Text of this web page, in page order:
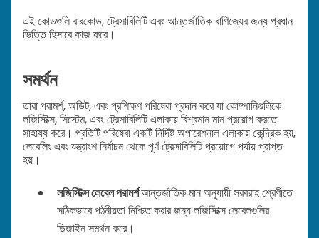
এই কোডগুলি বারকোড, ট্রেসাবিলিটি এবং আন্তর্জাতিক বাণিজ্যের জন্য প্রধান
ভিত্তি হিসাবে কাজ করে।
সমর্থন
তারা পরামর্শ, অডিট, এবং প্রশিক্ষণ পরিষেবা প্রদান করে যা কোম্পানিগুলিকে
লজিস্টিক্স, সিস্টেম, এবং ট্রেসাবিলিটি এলাকায় বিশ্বমান মান প্রয়োগ করতে
সাহায্য করে। প্রতিটি পরিষেবা একটি নির্দিষ্ট অপারেশনাল এলাকায় কেন্দ্রিক হয়,
লেবেলিং এবং যন্ত্রাংশ নির্বাচন থেকে পূর্ণ ট্রেসাবিলিটি প্রয়োগে পর্যায় প্রাপ্ত
হয়।
লজিস্টিক্স লেবেল পরামর্শআন্তর্জাতিক মান অনুযায়ী সরবরাহ শ্রেণীতে
সঠিকভাবে পঠনীয়তা নিশ্চিত করার জন্য লজিস্টিক্স লেবেলগুলির
ডিজাইন সমর্থন করে।